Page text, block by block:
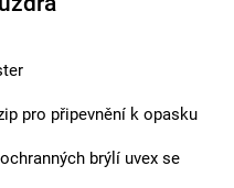
pro připevnění k opasku
brýlí uvex se